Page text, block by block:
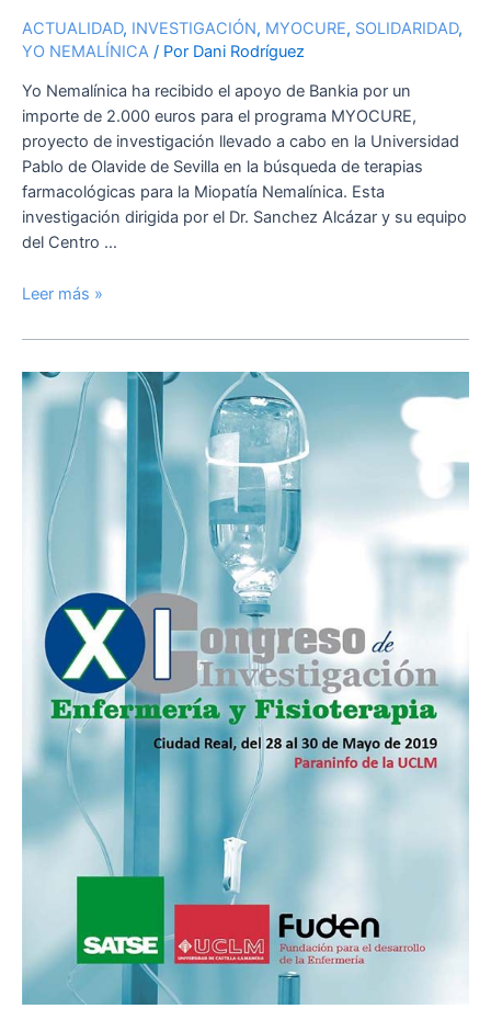
ACTUALIDAD, INVESTIGACIÓN, MYOCURE, SOLIDARIDAD,
YO NEMALÍNICA / Por Dani Rodríguez
Yo Nemalínica ha recibido el apoyo de Bankia por un
importe de 2.000 euros para el programa MYOCURE,
proyecto de investigación llevado a cabo en la Universidad
Pablo de Olavide de Sevilla en la búsqueda de terapias
farmacológicas para la Miopatía Nemalínica. Esta
investigación dirigida por el Dr. Sanchez Alcázar y su equipo
del Centro …
Leer más »
XI
Congreso
Investigación
Enfermeria
Fisioterapia